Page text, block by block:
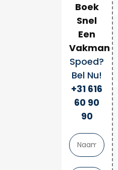
Boek
Snel
Een
Vakman
Spoed?
Bel Nu!
+31 616
60 90
90